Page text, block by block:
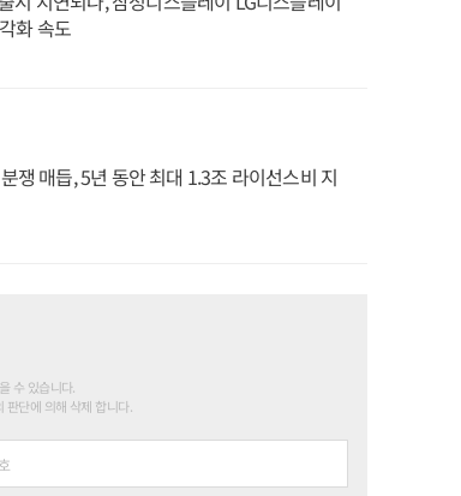
화 속도
쟁 매듭, 5년 동안 최대 1.3조 라이선스비 지
수 있습니다.
판단에 의해 삭제 합니다.